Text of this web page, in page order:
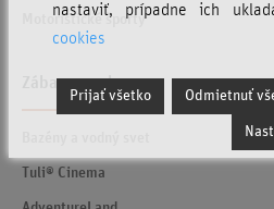
Motoristické športy
Zábava a relax
Tuli® Cinema
nastaviť, prípadne ich
cookies
Prijať všetko Odmietnuť